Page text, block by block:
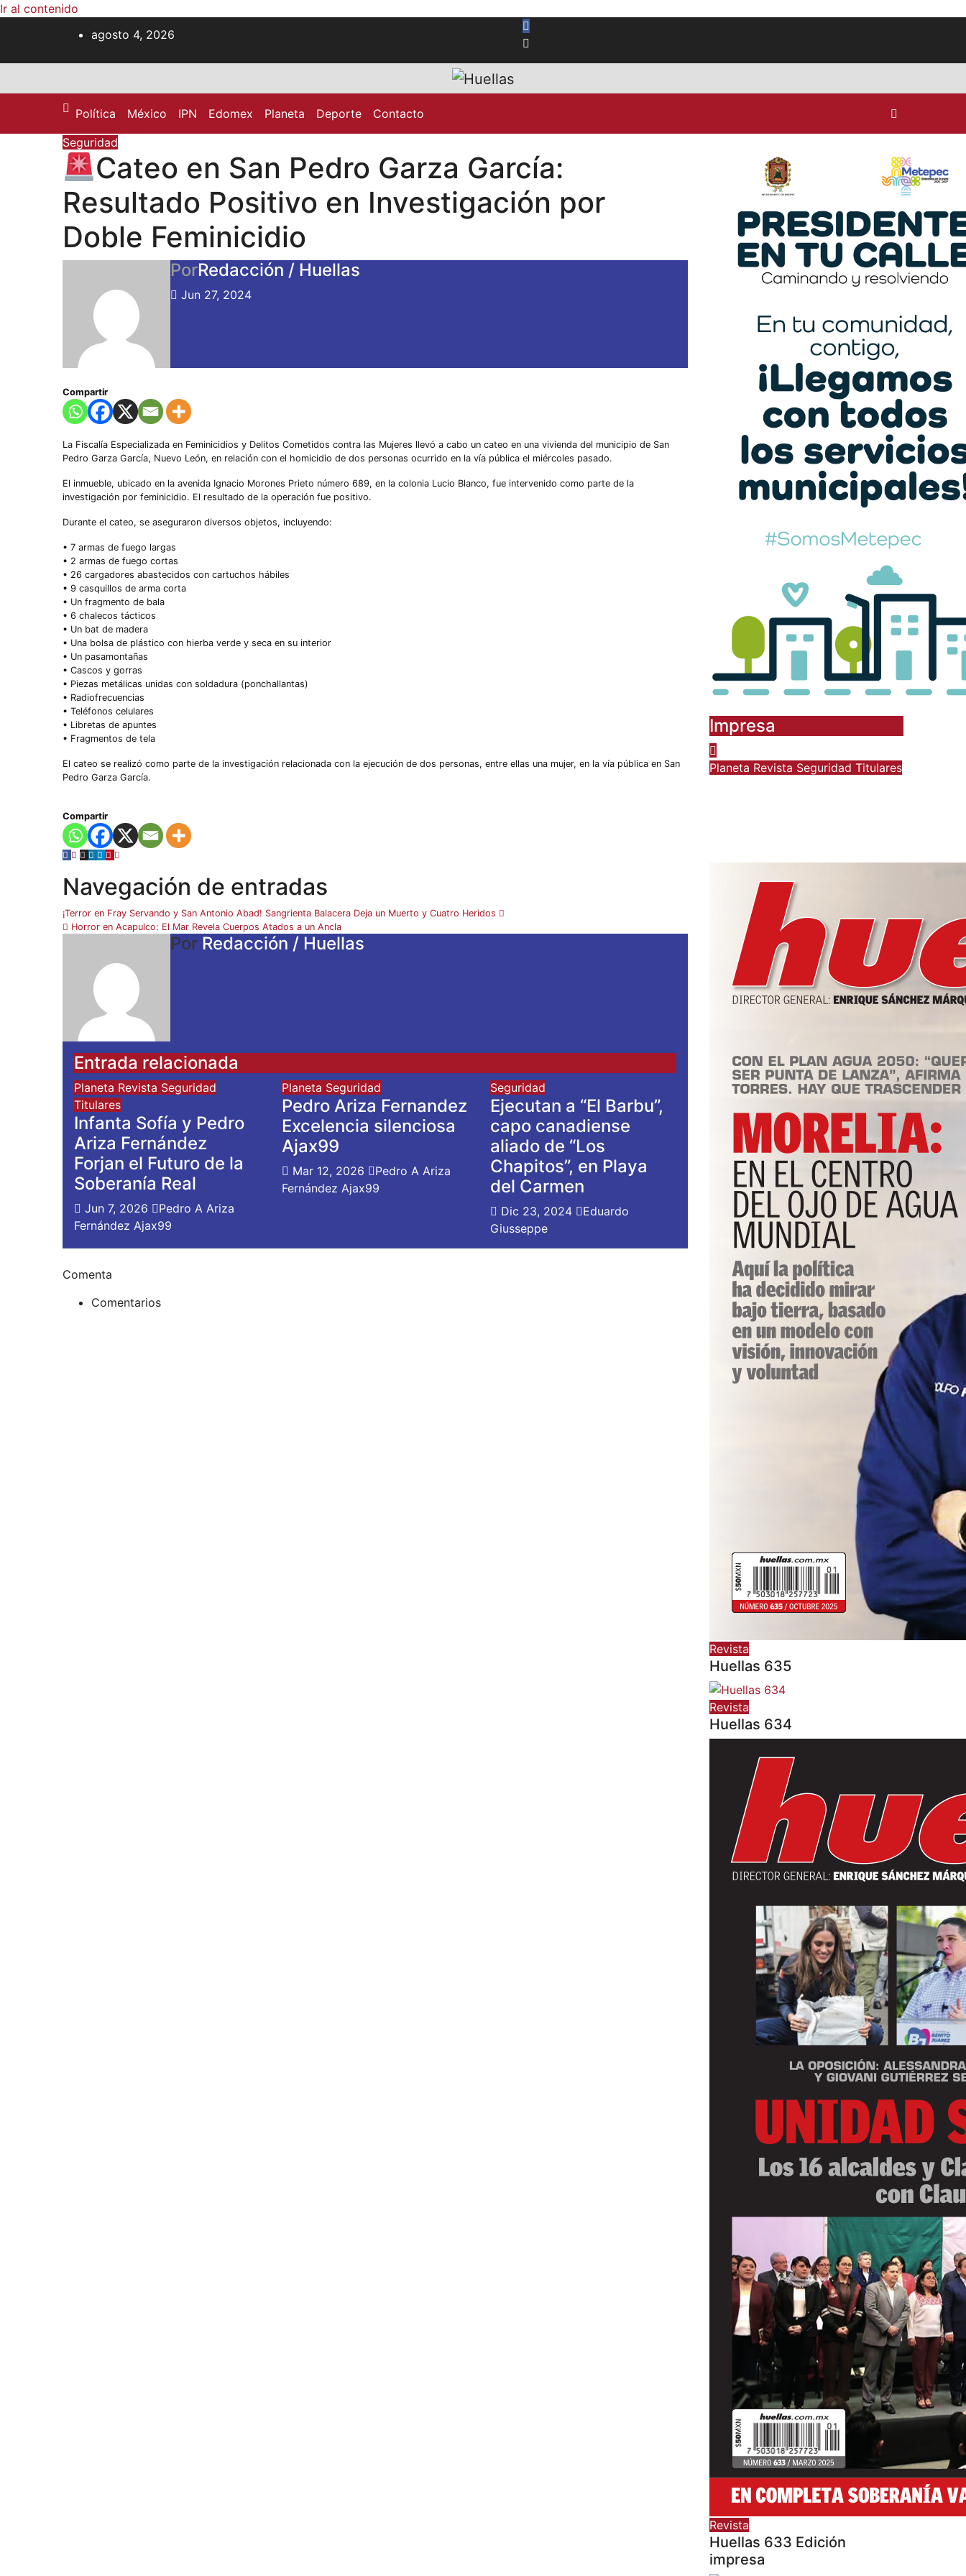
Ir al contenido
agosto 4, 2026
Política México IPN Edomex Planeta Deporte
Contacto
Seguridad
Cateo en San Pedro Garza García:
Resultado Positivo en Investigación por
Doble Feminicidio
PorRedacción / Huellas
Jun 27, 2024
Compartir
La Fiscalía Especializada en Feminicidios y Delitos Cometidos contra las Mujeres llevó a cabo un cateo en una vivienda del municipio de San
Pedro Garza García, Nuevo León, en relación con el homicidio de dos personas ocurrido en la vía pública el miércoles pasado.
El inmueble, ubicado en la avenida Ignacio Morones Prieto número 689, en la colonia Lucio Blanco, fue intervenido como parte de la
investigación por feminicidio. El resultado de la operación fue positivo.
Durante el cateo, se aseguraron diversos objetos, incluyendo:
• 7 armas de fuego largas
• 2 armas de fuego cortas
• 26 cargadores abastecidos con cartuchos hábiles
• 9 casquillos de arma corta
• Un fragmento de bala
• 6 chalecos tácticos
• Un bat de madera
• Una bolsa de plástico con hierba verde y seca en su interior
• Un pasamontañas
• Cascos y gorras
• Piezas metálicas unidas con soldadura (ponchallantas)
• Radiofrecuencias
• Teléfonos celulares
• Libretas de apuntes
• Fragmentos de tela
El cateo se realizó como parte de la investigación relacionada con la ejecución de dos personas, entre ellas una mujer, en la vía pública en San
Pedro Garza García.
Compartir
Navegación de entradas
¡Terror en Fray Servando y San Antonio Abad! Sangrienta Balacera Deja un Muerto y Cuatro Heridos
Horror en Acapulco: El Mar Revela Cuerpos Atados a un Ancla
Por Redacción / Huellas
Entrada relacionada
Planeta Revista Seguridad
Titulares
Infanta Sofía y Pedro
Ariza Fernández
Forjan el Futuro de la
Soberanía Real
Jun 7, 2026
Pedro A Ariza
Fernández Ajax99
Planeta Seguridad
Pedro Ariza Fernandez
Excelencia silenciosa
Ajax99
Mar 12, 2026
Pedro A Ariza
Fernández Ajax99
Seguridad
Ejecutan a “El Barbu”,
capo canadiense
aliado de “Los
Chapitos”, en Playa
del Carmen
Dic 23, 2024
Eduardo
Giusseppe
Comenta
Comentarios
Impresa
Planeta Revista Seguridad Titulares
Revista
Huellas 635
Revista
Huellas 634
Revista
Huellas 633 Edición
impresa